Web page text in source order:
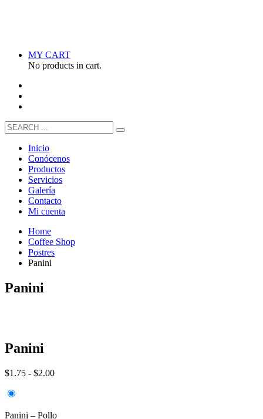
MY CART
No products in cart.
Inicio
Conócenos
Productos
Servicios
Galería
Contacto
Mi cuenta
Home
Coffee Shop
Postres
Panini
Panini
Panini
$1.75 - $2.00Rango
$1.75
Panini – Pollo